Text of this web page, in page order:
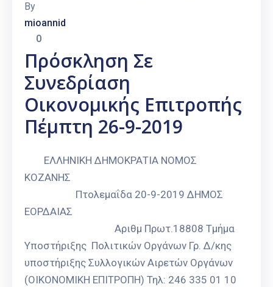
By
mioannid
0
Πρόσκληση Σε
Συνεδρίαση
Οικονομικής Επιτροπής
Πέμπτη 26-9-2019
ΕΛΛΗΝΙΚΗ ΔΗΜΟΚΡΑΤΙΑ ΝΟΜΟΣ
ΚΟΖΑΝΗΣ
Πτολεμαΐδα 20-9-2019 ΔΗΜΟΣ
ΕΟΡΔΑΙΑΣ
Αριθμ Πρωτ.18808 Τμήμα
Υποστήριξης Πολιτικών Οργάνων Γρ. Δ/κης
υποστήριξης Συλλογικών Αιρετών Οργάνων
(ΟΙΚΟΝΟΜΙΚΗ ΕΠΙΤΡΟΠΗ) Τηλ: 246 335 01 10